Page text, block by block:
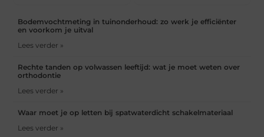
Bodemvochtmeting in tuinonderhoud: zo werk je efficiënter
en voorkom je uitval
Lees verder »
Rechte tanden op volwassen leeftijd: wat je moet weten over
orthodontie
Lees verder »
Waar moet je op letten bij spatwaterdicht schakelmateriaal
Lees verder »